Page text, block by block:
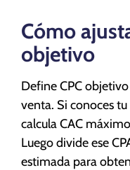
Cómo
objetivo
Define CPC
venta. Si conoces
calcula CAC
Luego divide ese
estimada para